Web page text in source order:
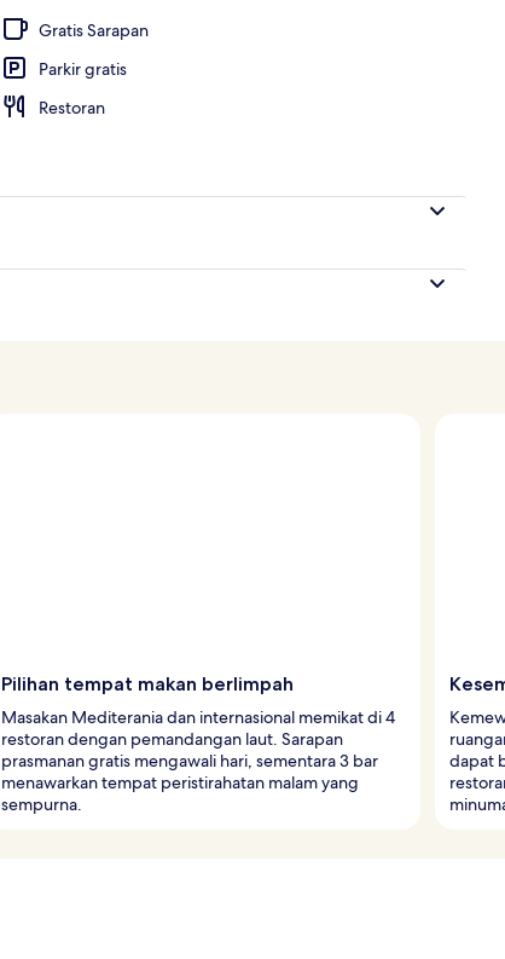
Gratis Sarapan
Parkir gratis
Restoran
Pilihan tempat makan berlimpah
Masakan Mediterania dan internasional memikat di 4
restoran dengan pemandangan laut. Sarapan
prasmanan gratis mengawali hari, sementara 3 bar
menawarkan tempat peristirahatan malam yang
sempurna.
dapat